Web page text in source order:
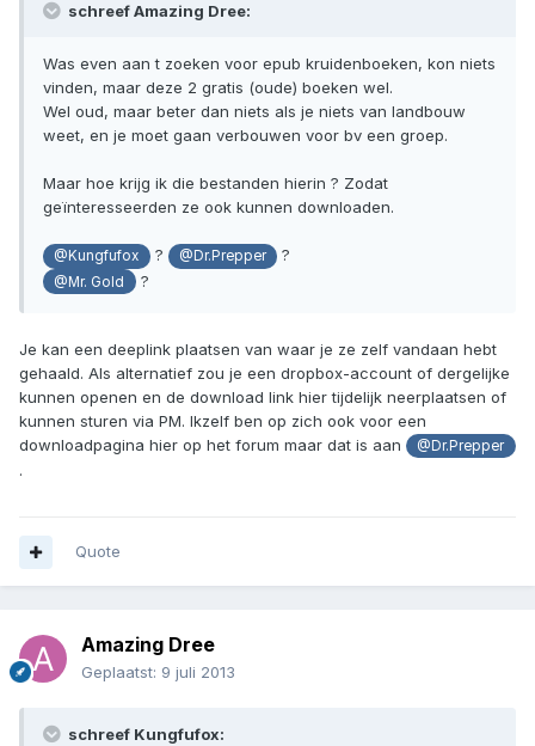
schreef Amazing Dree:
Was even aan t zoeken voor epub kruidenboeken, kon niets
vinden, maar deze 2 gratis (oude) boeken wel.
Wel oud, maar beter dan niets als je niets van landbouw
weet, en je moet gaan verbouwen voor bv een groep.
Maar hoe krijg ik die bestanden hierin ? Zodat
geïnteresseerden ze ook kunnen downloaden.
@Kungfufox ? @Dr.Prepper ?
@Mr. Gold ?
Je kan een deeplink plaatsen van waar je ze zelf vandaan hebt
gehaald. Als alternatief zou je een dropbox-account of dergelijke
kunnen openen en de download link hier tijdelijk neerplaatsen of
kunnen sturen via PM. Ikzelf ben op zich ook voor een
downloadpagina hier op het forum maar dat is aan
@Dr.Prepper
.
Quote
Amazing Dree
Geplaatst: 9 juli 2013
schreef Kungfufox: